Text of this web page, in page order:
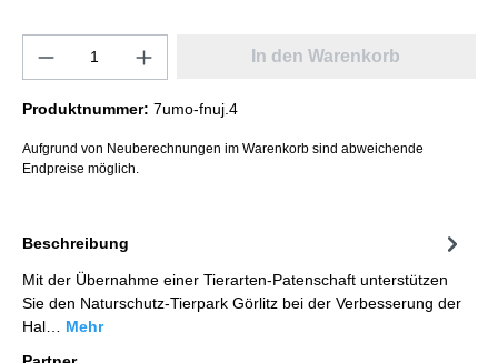
In den Warenkorb
Produktnummer: 7umo-fnuj.4
Aufgrund von Neuberechnungen im Warenkorb sind abweichende
Endpreise möglich.
Beschreibung
Mit der Übernahme einer Tierarten-Patenschaft unterstützen
Sie den Naturschutz-Tierpark Görlitz bei der Verbesserung der
Hal… Mehr